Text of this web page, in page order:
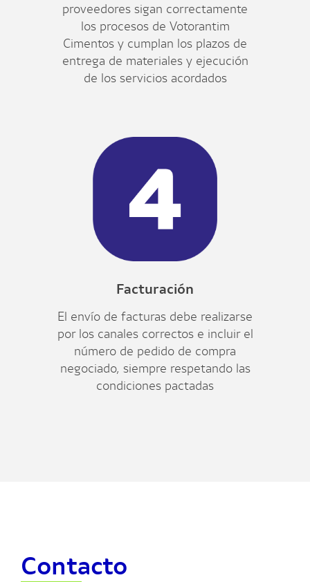
proveedores sigan correctamente
los procesos de Votorantim
Cimentos y cumplan los plazos de
entrega de materiales y ejecución
de los servicios acordados
Facturación
El envío de facturas debe realizarse
por los canales correctos e incluir el
número de pedido de compra
negociado, siempre respetando las
condiciones pactadas
Contacto